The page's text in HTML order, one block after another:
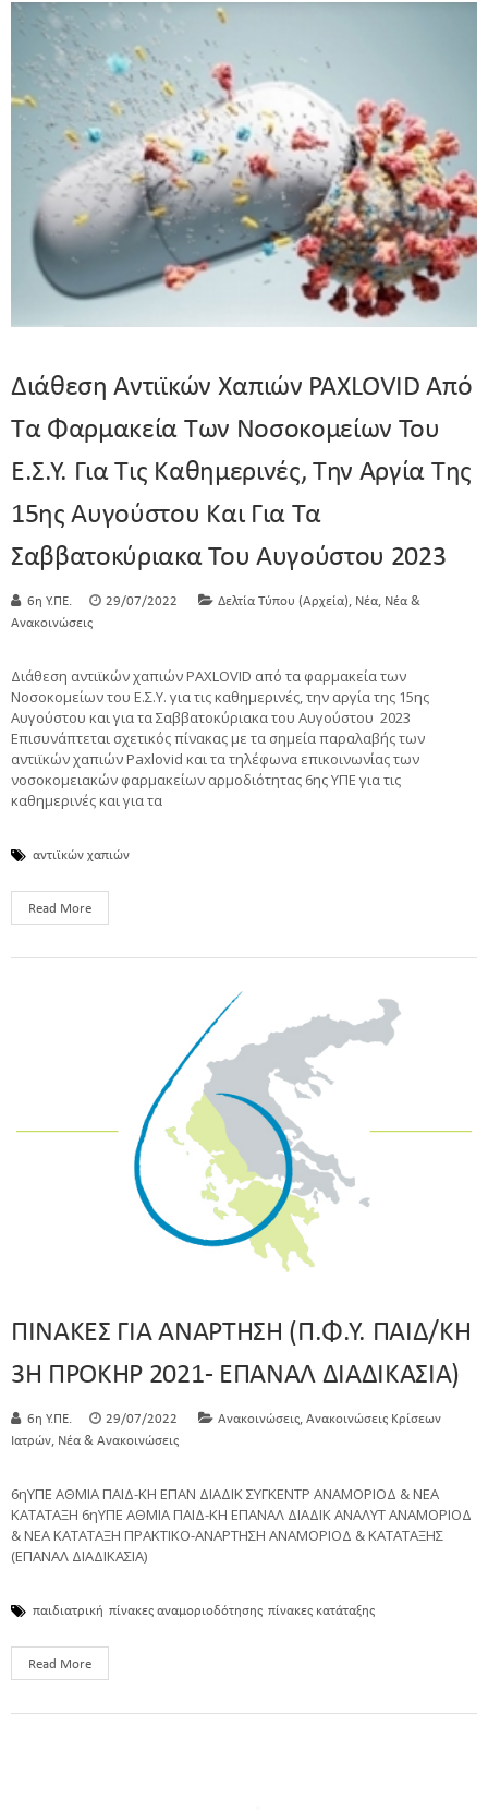
Διάθεση Αντιϊκών Χαπιών PAXLOVID Από
Τα Φαρμακεία Των Νοσοκομείων Του
Ε.Σ.Υ. Για Τις Καθημερινές, Την Αργία Της
15ης Αυγούστου Και Για Τα
Σαββατοκύριακα Του Αυγούστου 2023
6η Υ.ΠΕ. 29/07/2022 Δελτία Τύπου (Αρχεία), Νέα, Νέα &
Ανακοινώσεις
Διάθεση αντιϊκών χαπιών PAXLOVID από τα φαρμακεία των
Νοσοκομείων του Ε.Σ.Υ. για τις καθημερινές, την αργία της 15ης
Αυγούστου και για τα Σαββατοκύριακα του Αυγούστου 2023
Επισυνάπτεται σχετικός πίνακας με τα σημεία παραλαβής των
αντιϊκών χαπιών Paxlovid και τα τηλέφωνα επικοινωνίας των
νοσοκομειακών φαρμακείων αρμοδιότητας 6ης ΥΠΕ για τις
καθημερινές και για τα
αντιϊκών χαπιών
Read More
ΠΙΝΑΚΕΣ ΓΙΑ ΑΝΑΡΤΗΣΗ (Π.Φ.Υ. ΠΑΙΔ/ΚΗ
3Η ΠΡΟΚΗΡ 2021- ΕΠΑΝΑΛ ΔΙΑΔΙΚΑΣΙΑ)
6η Υ.ΠΕ. 29/07/2022 Ανακοινώσεις, Ανακοινώσεις Κρίσεων
Ιατρών, Νέα & Ανακοινώσεις
6ηΥΠΕ ΑΘΜΙΑ ΠΑΙΔ-ΚΗ ΕΠΑΝ ΔΙΑΔΙΚ ΣΥΓΚΕΝΤΡ ΑΝΑΜΟΡΙΟΔ & ΝΕΑ
ΚΑΤΑΤΑΞΗ 6ηΥΠΕ ΑΘΜΙΑ ΠΑΙΔ-ΚΗ ΕΠΑΝΑΛ ΔΙΑΔΙΚ ΑΝΑΛΥΤ ΑΝΑΜΟΡΙΟΔ
& ΝΕΑ ΚΑΤΑΤΑΞΗ ΠΡΑΚΤΙΚΟ-ΑΝΑΡΤΗΣΗ ΑΝΑΜΟΡΙΟΔ & ΚΑΤΑΤΑΞΗΣ
(ΕΠΑΝΑΛ ΔΙΑΔΙΚΑΣΙΑ)
παιδιατρική πίνακες αναμοριοδότησης πίνακες κατάταξης
Read More